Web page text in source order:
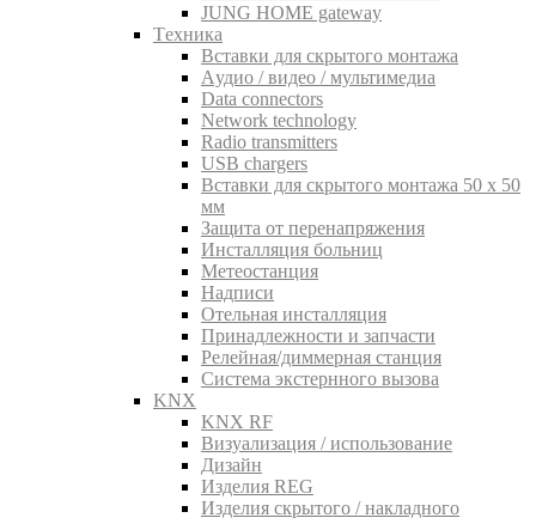
JUNG HOME gateway
Tехника
Вставки для скрытого монтажа
Aудио / видео / мультимедиа
Data connectors
Network technology
Radio transmitters
USB chargers
Вставки для скрытого монтажа 50 x 50
мм
Защита от перенапряжения
Инсталляция больниц
Метеостанция
Надписи
Отельная инсталляция
Принадлежности и запчасти
Релейная/диммерная станция
Система экстернного вызова
KNX
KNX RF
Визуализация / использование
Дизайн
Изделия REG
Изделия скрытого / накладного